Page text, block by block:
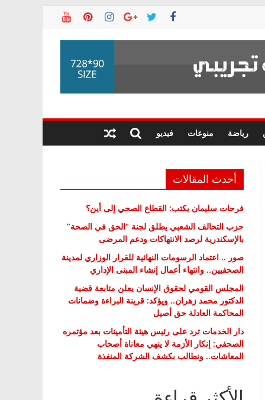
رياضة منوعات فيديو
أحدث المقالات
فرحات سليمان يكتب: القطاع الصحي إلى أين؟
حزب التحالف الشعبي يطلق لجنة “الحق في الصحة”
بالإسكندرية لرصد الانتهاكات ودعم المرضى
صور .. اعتماد الرسومات النهائية للقرار الوزاري لمدينة
الصحفيين.. وانتهاء أعمال إنشاء المبنى الإداري
المجلس القومي لحقوق الإنسان يعلن متابعة قضية
الدكتور محمد زهران.. ويؤكد: قرينة البراءة وضمانات
المحاكمة العادلة حق أصيل
دار الخدمات ترد على رئيس هيئة التأمينات بعد مؤتمره
الصحفي: إنكار الأزمة لا ينهي معاناة أصحاب
المعاشات.. ونطالب بكشف الشركة المنفذة